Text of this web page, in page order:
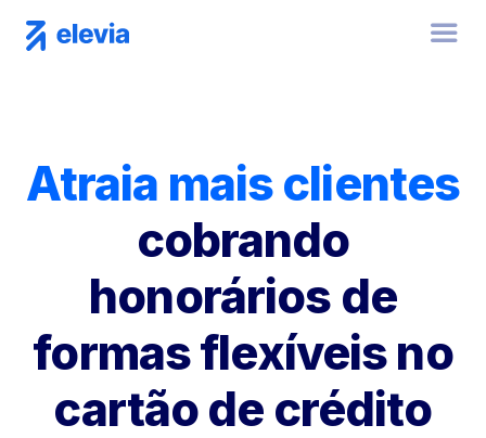

Atraia mais clientes
cobrando
honorários de
formas flexíveis no
cartão de crédito